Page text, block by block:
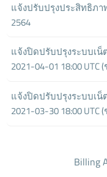
แจ้งปรับปรุงประสิทธิภา
2564
แจ้งปิดปรับปรุงระบบเน็
2021-04-01 18:00 UTC
แจ้งปิดปรับปรุงระบบเน็
2021-03-30 18:00 UTC
Billing